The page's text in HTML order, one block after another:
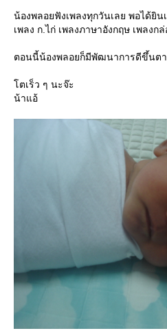
น้องพลอยฟังเพลงทุกวันเลย พอได้ยิน
เพลง ก.ไก่ เพลงภาษาอังกฤษ เพลงก
ตอนนี้น้องพลอยก็มีพัฒนาการดีขึ้นต
โตเร็ว ๆ นะจ๊ะ
น้าแอ้